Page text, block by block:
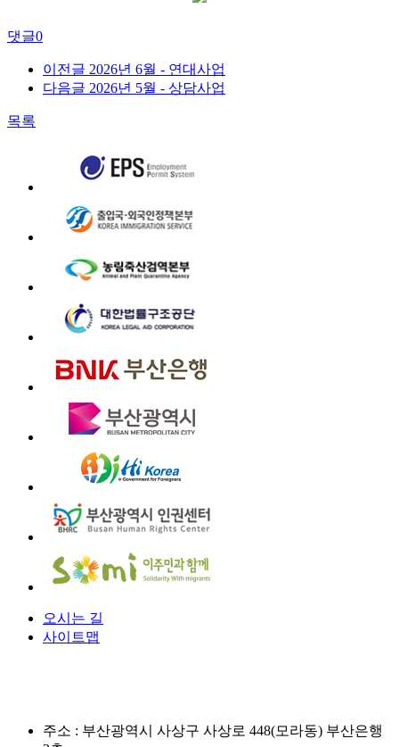
댓글0
이전글 2026년 6월 - 연대사업
다음글 2026년 5월 - 상담사업
목록
오시는 길
사이트맵
주소 : 부산광역시 사상구 사상로 448(모라동) 부산은행